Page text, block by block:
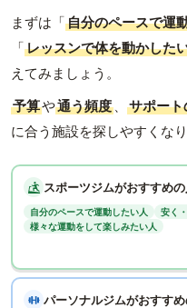
まずは「自分のペースで運
「レッスンで体を動かした
えてみましょう。
予算や通う頻度 、 サポー
に合う施設を探しやすくなり
スポーツジムがおすすめの
自分のペースで運動したい人
安く
様々な運動をして楽しみたい人
パーソナルジムがおすすめ